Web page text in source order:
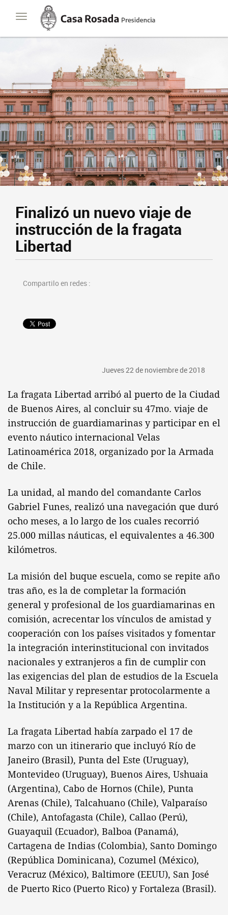
Toggle
navigation
Casa
Rosada
Presidencia
de
Finalizó un nuevo viaje de
instrucción de la fragata
Libertad
Compartilo en redes :
Jueves 22 de noviembre de 2018
La fragata Libertad arribó al puerto de la Ciudad
de Buenos Aires, al concluir su 47mo. viaje de
instrucción de guardiamarinas y participar en el
evento náutico internacional Velas
Latinoamérica 2018, organizado por la Armada
de Chile.
La unidad, al mando del comandante Carlos
Gabriel Funes, realizó una navegación que duró
ocho meses, a lo largo de los cuales recorrió
25.000 millas náuticas, el equivalentes a 46.300
kilómetros.
La misión del buque escuela, como se repite año
tras año, es la de completar la formación
general y profesional de los guardiamarinas en
comisión, acrecentar los vínculos de amistad y
cooperación con los países visitados y fomentar
la integración interinstitucional con invitados
nacionales y extranjeros a fin de cumplir con
las exigencias del plan de estudios de la Escuela
Naval Militar y representar protocolarmente a
la Institución y a la República Argentina.
La fragata Libertad había zarpado el 17 de
marzo con un itinerario que incluyó Río de
Janeiro (Brasil), Punta del Este (Uruguay),
Montevideo (Uruguay), Buenos Aires, Ushuaia
(Argentina), Cabo de Hornos (Chile), Punta
Arenas (Chile), Talcahuano (Chile), Valparaíso
(Chile), Antofagasta (Chile), Callao (Perú),
Guayaquil (Ecuador), Balboa (Panamá),
Cartagena de Indias (Colombia), Santo Domingo
(República Dominicana), Cozumel (México),
Veracruz (México), Baltimore (EEUU), San José
de Puerto Rico (Puerto Rico) y Fortaleza (Brasil).